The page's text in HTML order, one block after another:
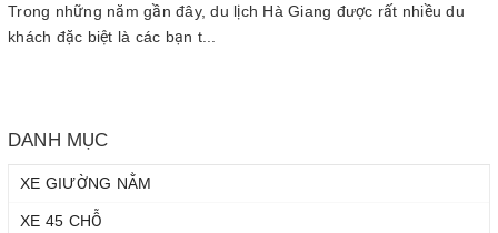
Trong những năm gần đây, du lịch Hà Giang được rất nhiều du
khách đặc biệt là các bạn t...
DANH MỤC
XE GIƯỜNG NẰM
XE 45 CHỖ